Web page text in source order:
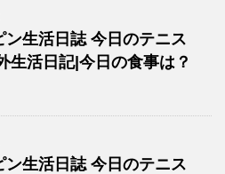
ン生活日誌 今日のテニス
生活日記|今日の食事は？
ン生活日誌 今日のテニス